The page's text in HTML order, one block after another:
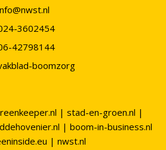
3602454
42798144
boomzorg
| stad-en-groen.nl |
| boom-in-business.nl
| nwst.nl